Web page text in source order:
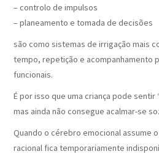
– controlo de impulsos
– planeamento e tomada de decisões
são como sistemas de irrigação mais
tempo, repetição e acompanhamento
funcionais.
É por isso que uma criança pode sentir
mas ainda não consegue acalmar-se
Quando o cérebro emocional assume
racional fica temporariamente